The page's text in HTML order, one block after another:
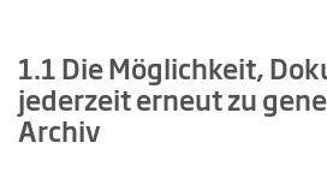
1.1 Die Möglichkeit,
jederzeit erneut zu
Archiv